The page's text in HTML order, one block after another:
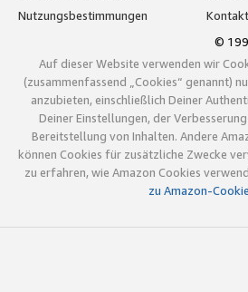
Nutzungsbestimmungen
©
Auf dieser Website verwenden wir
(zusammenfassend „Cookies“ genannt)
anzubieten, einschließlich Deiner
Deiner Einstellungen, der
Bereitstellung von Inhalten. Andere
können Cookies für zusätzliche Zwecke
zu erfahren, wie Amazon Cookies
zu Amazon-